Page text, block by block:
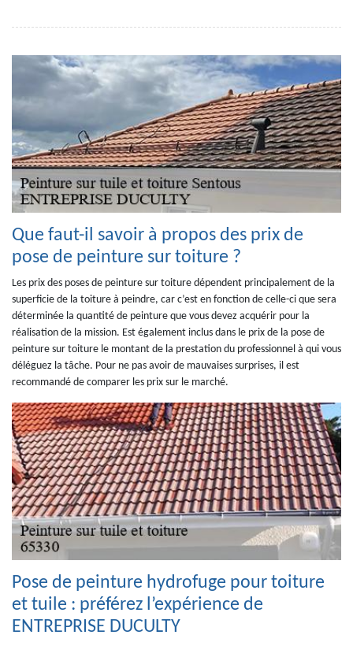
Que faut-il savoir à propos des prix de
pose de peinture sur toiture ?
Les prix des poses de peinture sur toiture dépendent principalement de la
superficie de la toiture à peindre, car c’est en fonction de celle-ci que sera
déterminée la quantité de peinture que vous devez acquérir pour la
réalisation de la mission. Est également inclus dans le prix de la pose de
peinture sur toiture le montant de la prestation du professionnel à qui vous
déléguez la tâche. Pour ne pas avoir de mauvaises surprises, il est
recommandé de comparer les prix sur le marché.
Pose de peinture hydrofuge pour toiture
et tuile : préférez l’expérience de
ENTREPRISE DUCULTY